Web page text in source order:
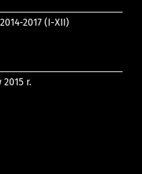
2017 (I-XII)
r.